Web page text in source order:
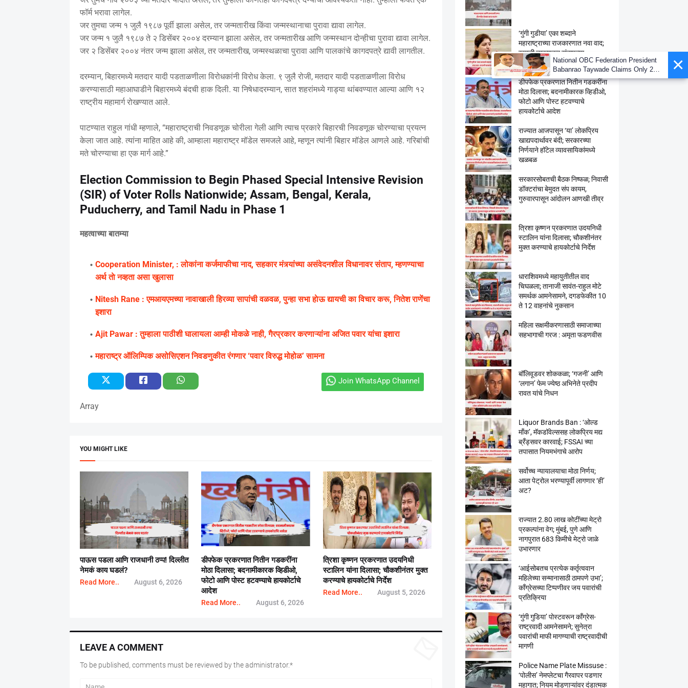
फॉर्म भरावा लागेल.
जर तुमचा जन्म १ जुलै १९८७ पूर्वी झाला असेल, तर जन्मतारीख किंवा जन्मस्थानाचा पुरावा द्यावा लागेल.
जर जन्म १ जुलै १९८७ ते २ डिसेंबर २००४ दरम्यान झाला असेल, तर जन्मतारीख आणि जन्मस्थान दोन्हीचा पुरावा द्यावा लागेल.
जर २ डिसेंबर २००४ नंतर जन्म झाला असेल, तर जन्मतारीख, जन्मस्थळाचा पुरावा आणि पालकांचे कागदपत्रे द्यावी लागतील.
दरम्यान, बिहारमध्ये मतदार यादी पडताळणीला विरोधकांनी विरोध केला. ९ जुलै रोजी, मतदार यादी पडताळणीला विरोध
करण्यासाठी महाआघाडीने बिहारमध्ये बंदची हाक दिली. या निषेधादरम्यान, सात शहरांमध्ये गाड्या थांबवण्यात आल्या आणि १२
राष्ट्रीय महामार्ग रोखण्यात आले.
पाटण्यात राहुल गांधी म्हणाले, “महाराष्ट्राची निवडणूक चोरीला गेली आणि त्याच प्रकारे बिहारची निवडणूक चोरण्याचा प्रयत्न
केला जात आहे. त्यांना माहित आहे की, आम्हाला महाराष्ट्र मॉडेल समजले आहे, म्हणून त्यांनी बिहार मॉडेल आणले आहे. गरिबांची
मते चोरण्याचा हा एक मार्ग आहे.”
Election Commission to Begin Phased Special Intensive Revision
(SIR) of Voter Rolls Nationwide; Assam, Bengal, Kerala,
Puducherry, and Tamil Nadu in Phase 1
महत्वाच्या बातम्या
Cooperation Minister, : लोकांना कर्जमाफीचा नाद, सहकार मंत्र्यांच्या असंवेदनशील विधानावर संताप, म्हणण्याचा
अर्थ ताे नव्हता असा खुलासा
Nitesh Rane : एमआयएमच्या नावाखाली हिरव्या सापांची वळवळ, पुन्हा सभा हाेऊ द्यायची का विचार करू, नितेश राणेंचा
इशारा
Ajit Pawar : तुम्हाला पाठीशी घालायला आम्ही मोकळे नाही, गैरप्रकार करणाऱ्यांना अजित पवार यांचा इशारा
महाराष्ट्र ऑलिम्पिक असोसिएशन निवडणुकीत रंगणार ‘पवार विरुद्ध मोहोळ’ सामना
Join WhatsApp Channel
Array
YOU MIGHT LIKE
पाऊस पडला आणि राजधानी ठप्प! दिल्लीत
नेमकं काय घडलं?
Read More.. August 6, 2026
डीपफेक प्रकरणात नितीन गडकरींना
मोठा दिलासा; बदनामीकारक व्हिडीओ,
फोटो आणि पोस्ट हटवण्याचे हायकोर्टाचे
आदेश
Read More.. August 6, 2026
त्रिशा कृष्णन प्रकरणात उदयनिधी
स्टालिन यांना दिलासा; चौकशीनंतर मुक्त
करण्याचे हायकोर्टाचे निर्देश
Read More.. August 5, 2026
LEAVE A COMMENT
To be published, comments must be reviewed by the administrator.*
‘गुंगी गुडीया’ एका शब्दाने
महाराष्ट्राच्या राजकारणात नवा वाद;
रुपाली चाकणकर संतापल्या
डीपफेक प्रकरणात नितीन गडकरींना
मोठा दिलासा; बदनामीकारक व्हिडीओ,
फोटो आणि पोस्ट हटवण्याचे
हायकोर्टाचे आदेश
राज्यात आजपासून ‘या’ लोकप्रिय
खाद्यपदार्थावर बंदी; सरकारच्या
निर्णयाने हॉटेल व्यावसायिकांमध्ये
खळबळ
सरकारसोबतची बैठक निष्फळ; निवासी
डॉक्टरांचा बेमुदत संप कायम,
गुरुवारपासून आंदोलन आणखी तीव्र
त्रिशा कृष्णन प्रकरणात उदयनिधी
स्टालिन यांना दिलासा; चौकशीनंतर
मुक्त करण्याचे हायकोर्टाचे निर्देश
धाराशिवमध्ये महायुतीतील वाद
चिघळला; तानाजी सावंत-राहुल मोटे
समर्थक आमनेसामने, दगडफेकीत 10
ते 12 वाहनांचे नुकसान
महिला सक्षमीकरणासाठी समाजाच्या
सहभागाची गरज : अमृता फडणवीस
बॉलिवूडवर शोककळा; ‘गजनी’ आणि
‘लगान’ फेम ज्येष्ठ अभिनेते प्रदीप
रावत यांचे निधन
Liquor Brands Ban : ‘ओल्ड
मॉंक’, मॅकडॉवेल्ससह लोकप्रिय मद्य
ब्रँड्सवर कारवाई; FSSAI च्या
तपासात नियमभंगाचे आरोप
सर्वोच्च न्यायालयाचा मोठा निर्णय;
आता पेट्रोल भरण्यापूर्वी लागणार ‘ही’
अट?
राज्यात 2.80 लाख कोटींच्या मेट्रो
प्रकल्पांना वेग; मुंबई, पुणे आणि
नागपुरात 683 किमीचे मेट्रो जाळे
उभारणार
‘आईसोबतच प्रत्येक कर्तृत्ववान
महिलेच्या सन्मानासाठी ठामपणे उभा’;
काँग्रेसच्या टिप्पणीवर जय पवारांची
प्रतिक्रिया
‘गुंगी गुडिया’ पोस्टवरून काँग्रेस-
राष्ट्रवादी आमनेसामने; सुनेत्रा
पवारांची माफी मागण्याची राष्ट्रवादीची
मागणी
Police Name Plate Missuse :
‘पोलीस’ नेमप्लेटचा गैरवापर पडणार
महागात; नियम मोडणाऱ्यांवर दंडात्मक
×
National OBC Federation President
Babanrao Taywade Claims Only 27
Kunbi Certificates Issued in
Marathwada After September 2 GR;
Alarming News for Mano